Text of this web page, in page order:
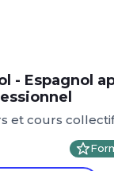
- Espagnol
et cours collectif